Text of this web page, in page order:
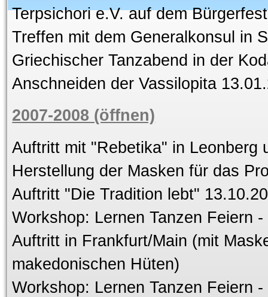
Terpsichori e.V. auf dem
Treffen mit dem Generalkonsul in
Griechischer Tanzabend in der
Anschneiden der Vassilopita
2007-2008 (öffnen)
Auftritt mit "Rebetika" in Leonberg
Herstellung der Masken für das
Auftritt "Die Tradition lebt"
Workshop: Lernen Tanzen Feiern
Auftritt in Frankfurt/Main (mit
makedonischen Hüten)
Workshop: Lernen Tanzen Feiern